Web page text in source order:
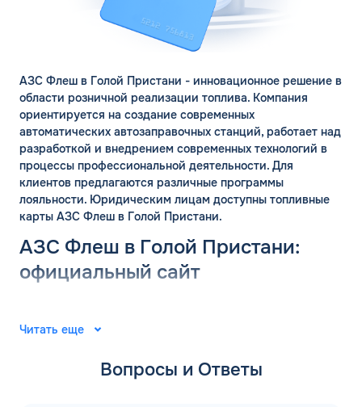
АЗС Флеш в Голой Пристани - инновационное решение в
области розничной реализации топлива. Компания
ориентируется на создание современных
автоматических автозаправочных станций, работает над
разработкой и внедрением современных технологий в
процессы профессиональной деятельности. Для
клиентов предлагаются различные программы
лояльности. Юридическим лицам доступны топливные
карты АЗС Флеш в Голой Пристани.
АЗС Флеш в Голой Пристани:
официальный сайт
2008 году. Специалисты разработали и внедрили
автоматические автозаправочные станции на
выпущены для АЗС “Газпром”. В последующие годы
Читать еще
Вопросы и Ответы